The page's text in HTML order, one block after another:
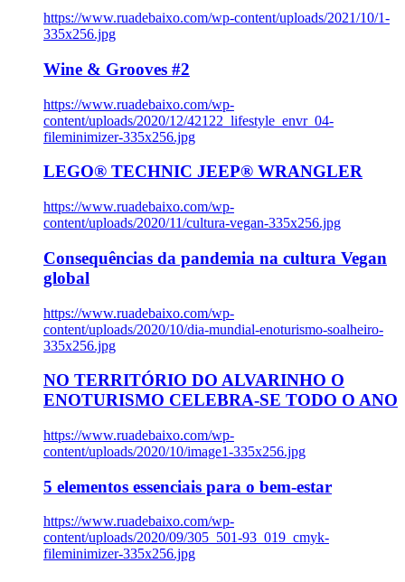
https://www.ruadebaixo.com/wp-content/uploads/2021/10/1-
335x256.jpg
Wine & Grooves #2
https://www.ruadebaixo.com/wp-
content/uploads/2020/12/42122_lifestyle_envr_04-
fileminimizer-335x256.jpg
LEGO® TECHNIC JEEP® WRANGLER
https://www.ruadebaixo.com/wp-
content/uploads/2020/11/cultura-vegan-335x256.jpg
Consequências da pandemia na cultura Vegan
global
https://www.ruadebaixo.com/wp-
content/uploads/2020/10/dia-mundial-enoturismo-soalheiro-
335x256.jpg
NO TERRITÓRIO DO ALVARINHO O
ENOTURISMO CELEBRA-SE TODO O ANO
https://www.ruadebaixo.com/wp-
content/uploads/2020/10/image1-335x256.jpg
5 elementos essenciais para o bem-estar
https://www.ruadebaixo.com/wp-
content/uploads/2020/09/305_501-93_019_cmyk-
fileminimizer-335x256.jpg